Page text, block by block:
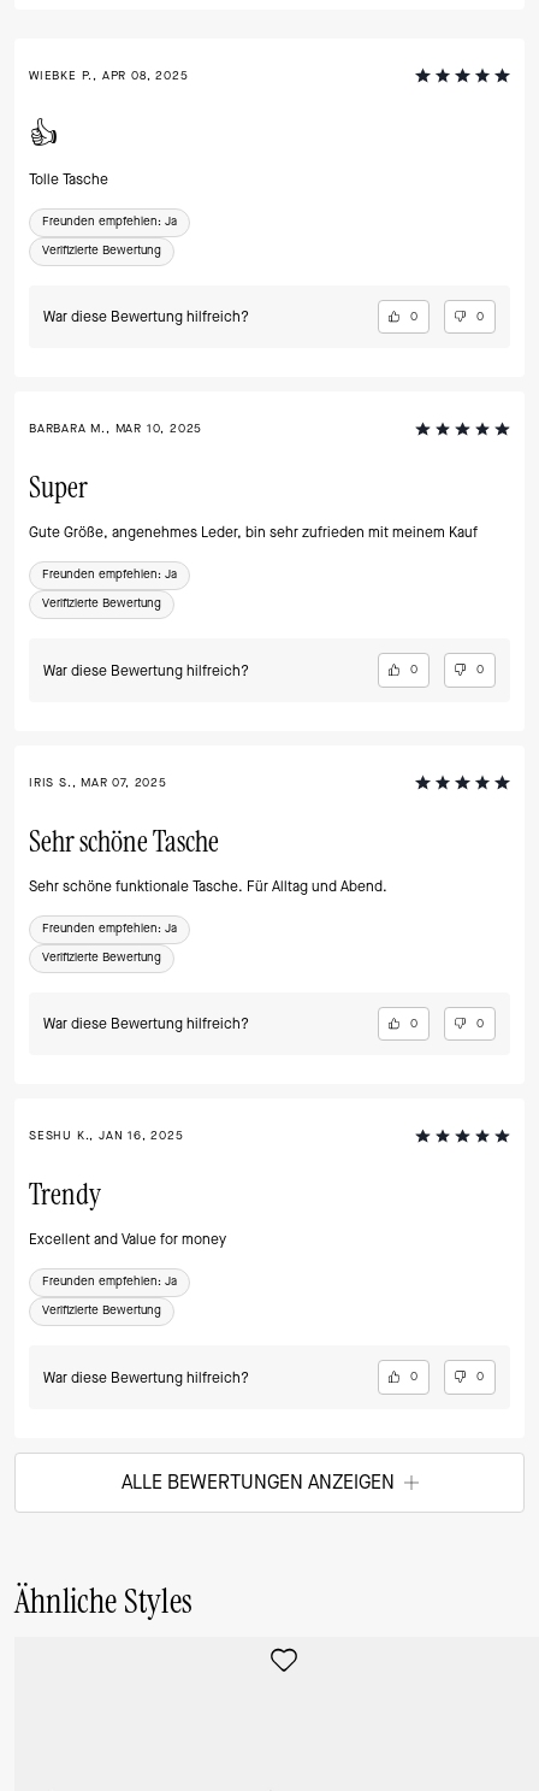
WIEBKE P., APR 08, 2025
👍
Tolle Tasche
Freunden empfehlen: Ja
Verifizierte Bewertung
War diese Bewertung hilfreich? 0 0
BARBARA M., MAR 10, 2025
Super
Gute Größe, angenehmes Leder, bin sehr zufrieden mit meinem Kauf
Freunden empfehlen: Ja
Verifizierte Bewertung
War diese Bewertung hilfreich? 0 0
IRIS S., MAR 07, 2025
Sehr schöne Tasche
Sehr schöne funktionale Tasche. Für Alltag und Abend.
Freunden empfehlen: Ja
Verifizierte Bewertung
War diese Bewertung hilfreich? 0 0
SESHU K., JAN 16, 2025
Trendy
Excellent and Value for money
Freunden empfehlen: Ja
Verifizierte Bewertung
War diese Bewertung hilfreich? 0 0
ALLE BEWERTUNGEN ANZEIGEN
Ähnliche Styles